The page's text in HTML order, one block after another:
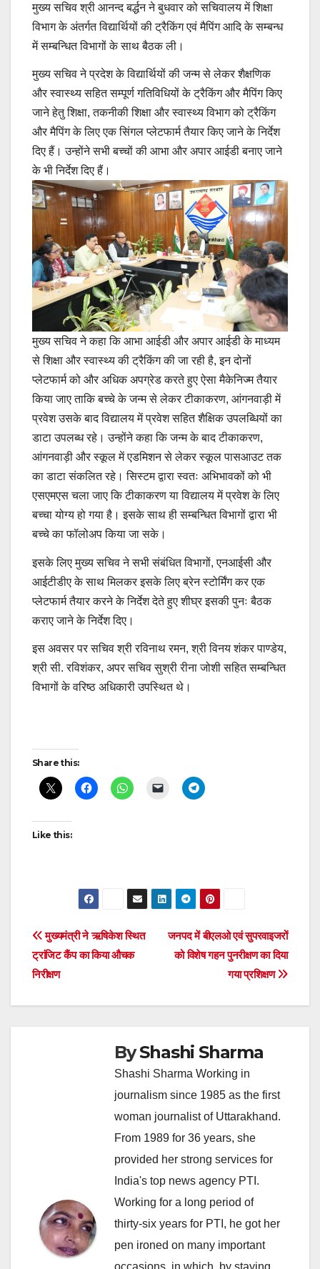
मुख्य सचिव श्री आनन्द बर्द्धन ने बुधवार को सचिवालय में शिक्षा
विभाग के अंतर्गत विद्यार्थियों की ट्रैकिंग एवं मैपिंग आदि के सम्बन्ध
में सम्बन्धित विभागों के साथ बैठक ली।
मुख्य सचिव ने प्रदेश के विद्यार्थियों की जन्म से लेकर शैक्षणिक
और स्वास्थ्य सहित सम्पूर्ण गतिविधियों के ट्रैकिंग और मैपिंग किए
जाने हेतु शिक्षा, तकनीकी शिक्षा और स्वास्थ्य विभाग को ट्रैकिंग
और मैपिंग के लिए एक सिंगल प्लेटफार्म तैयार किए जाने के निर्देश
दिए हैं। उन्होंने सभी बच्चों की आभा और अपार आईडी बनाए जाने
के भी निर्देश दिए हैं।
मुख्य सचिव ने कहा कि आभा आईडी और अपार आईडी के माध्यम
से शिक्षा और स्वास्थ्य की ट्रैकिंग की जा रही है, इन दोनों
प्लेटफार्म को और अधिक अपग्रेड करते हुए ऐसा मैकेनिज्म तैयार
किया जाए ताकि बच्चे के जन्म से लेकर टीकाकरण, आंगनवाड़ी में
प्रवेश उसके बाद विद्यालय में प्रवेश सहित शैक्षिक उपलब्धियों का
डाटा उपलब्ध रहे। उन्होंने कहा कि जन्म के बाद टीकाकरण,
आंगनवाड़ी और स्कूल में एडमिशन से लेकर स्कूल पासआउट तक
का डाटा संकलित रहे। सिस्टम द्वारा स्वतः अभिभावकों को भी
एसएमएस चला जाए कि टीकाकरण या विद्यालय में प्रवेश के लिए
बच्चा योग्य हो गया है। इसके साथ ही सम्बन्धित विभागों द्वारा भी
बच्चे का फॉलोअप किया जा सके।
इसके लिए मुख्य सचिव ने सभी संबंधित विभागों, एनआईसी और
आईटीडीए के साथ मिलकर इसके लिए ब्रेन स्टोर्मिंग कर एक
प्लेटफार्म तैयार करने के निर्देश देते हुए शीघ्र इसकी पुनः बैठक
कराए जाने के निर्देश दिए।
इस अवसर पर सचिव श्री रविनाथ रमन, श्री विनय शंकर पाण्डेय,
श्री सी. रविशंकर, अपर सचिव सुश्री रीना जोशी सहित सम्बन्धित
विभागों के वरिष्ठ अधिकारी उपस्थित थे।
Post
navigation
Share this:
Like this:
Post
navigation
जनपद में बीएलओ एवं सुपरवाइजरों
को विशेष गहन पुनरीक्षण का दिया
गया प्रशिक्षण
मुख्यमंत्री ने ऋषिकेश स्थित
ट्रांजिट कैंप का किया औचक
निरीक्षण
ByShashi Sharma
Shashi Sharma Working in
journalism since 1985 as the first
woman journalist of Uttarakhand.
From 1989 for 36 years, she
provided her strong services for
India's top news agency PTI.
Working for a long period of
thirty-six years for PTI, he got her
pen ironed on many important
occasions, in which, by staying